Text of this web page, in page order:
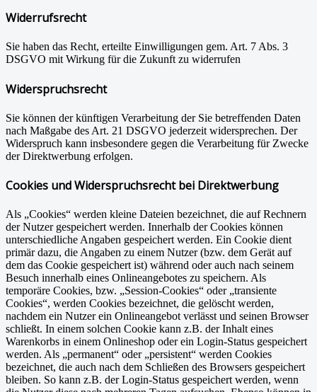
Widerrufsrecht
Sie haben das Recht, erteilte Einwilligungen gem. Art. 7 Abs. 3
DSGVO mit Wirkung für die Zukunft zu widerrufen
Widerspruchsrecht
Sie können der künftigen Verarbeitung der Sie betreffenden Daten
nach Maßgabe des Art. 21 DSGVO jederzeit widersprechen. Der
Widerspruch kann insbesondere gegen die Verarbeitung für Zwecke
der Direktwerbung erfolgen.
Cookies und Widerspruchsrecht bei Direktwerbung
Als „Cookies“ werden kleine Dateien bezeichnet, die auf Rechnern
der Nutzer gespeichert werden. Innerhalb der Cookies können
unterschiedliche Angaben gespeichert werden. Ein Cookie dient
primär dazu, die Angaben zu einem Nutzer (bzw. dem Gerät auf
dem das Cookie gespeichert ist) während oder auch nach seinem
Besuch innerhalb eines Onlineangebotes zu speichern. Als
temporäre Cookies, bzw. „Session-Cookies“ oder „transiente
Cookies“, werden Cookies bezeichnet, die gelöscht werden,
nachdem ein Nutzer ein Onlineangebot verlässt und seinen Browser
schließt. In einem solchen Cookie kann z.B. der Inhalt eines
Warenkorbs in einem Onlineshop oder ein Login-Status gespeichert
werden. Als „permanent“ oder „persistent“ werden Cookies
bezeichnet, die auch nach dem Schließen des Browsers gespeichert
bleiben. So kann z.B. der Login-Status gespeichert werden, wenn